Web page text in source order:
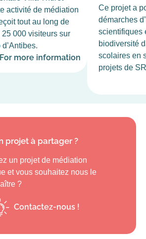
activité de médiation
tout au long de
25 000 visiteurs sur
For more information
Ce projet a
démarches
scientifiques
biodiversité
scolaires en
projets de
projet à partager ?
un projet de médiation
et vous souhaitez nous le
?
Contactez-nous !